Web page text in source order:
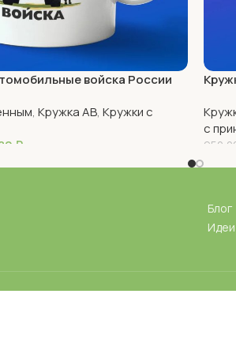
войска России
, Кружка АВ, Кружки с
₽
с
В
Блог